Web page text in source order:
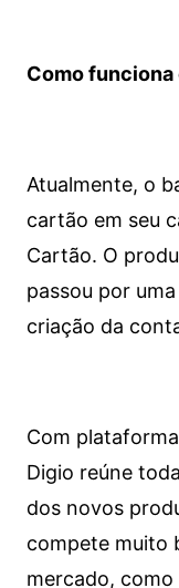
Como funciona
Atualmente, o
cartão em seu
Cartão. O
passou por
criação da
Com
Digio reúne
dos novos
compete muito
mercado, como